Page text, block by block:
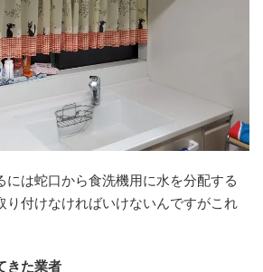
には蛇口から食洗機用に水を分配する
り付けなければいけないんですがこれ
きた業者